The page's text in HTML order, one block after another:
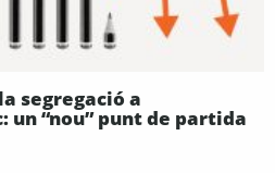
segregació a
un “nou” punt de partida